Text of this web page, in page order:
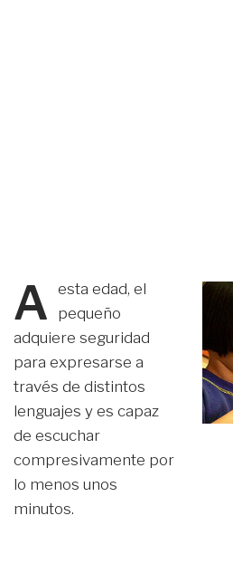
A
esta edad, el
pequeño
adquiere seguridad
para expresarse a
través de distintos
lenguajes y es capaz
de escuchar
compresivamente por
lo menos unos
minutos.